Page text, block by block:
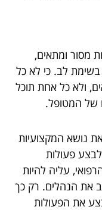
מסור ומתאים,
לב. כי לא כל
ולא כל אחת תוכל
של המטופל.
נושא המקצועיות
פעולות
עליה להיות
את הנהלים. רק כך
את הפעולות